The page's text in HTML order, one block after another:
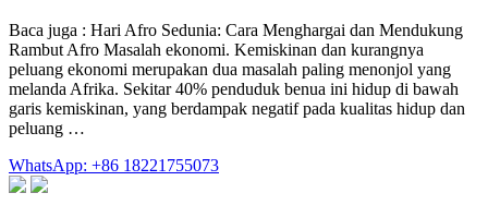
Baca juga : Hari Afro Sedunia: Cara Menghargai dan Mendukung
Rambut Afro Masalah ekonomi. Kemiskinan dan kurangnya
peluang ekonomi merupakan dua masalah paling menonjol yang
melanda Afrika. Sekitar 40% penduduk benua ini hidup di bawah
garis kemiskinan, yang berdampak negatif pada kualitas hidup dan
peluang …
WhatsApp: +86 18221755073